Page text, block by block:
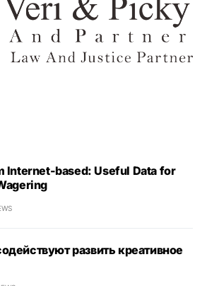
Internet-based: Useful Data for
развить креативное